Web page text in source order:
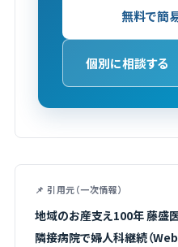
無料で簡
個別に相談する
📌 引用元（一次情報）
地域のお産支え100年 藤盛
隣接病院で婦人科継続（